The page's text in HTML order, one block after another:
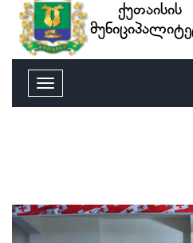
ქუთაისის